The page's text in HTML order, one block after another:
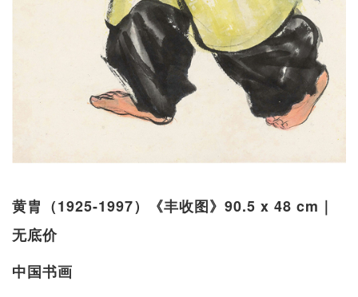
黄胄（1925-1997）《丰收图》90.5 x 48 cm｜
无底价
中国书画